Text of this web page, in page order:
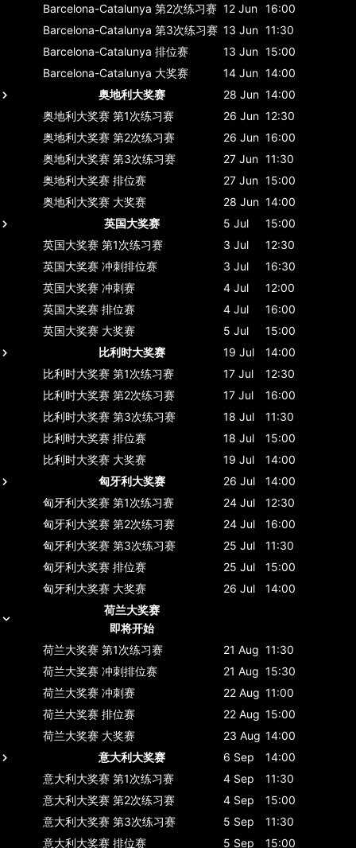
Barcelona-Catalunya 第2次练习赛 12 Jun 16:00
Barcelona-Catalunya 第3次练习赛 13 Jun 11:30
Barcelona-Catalunya 排位赛 13 Jun 15:00
Barcelona-Catalunya 大奖赛 14 Jun 14:00
奥地利大奖赛
28 Jun 14:00
奥地利大奖赛 第1次练习赛 26 Jun 12:30
奥地利大奖赛 第2次练习赛 26 Jun 16:00
奥地利大奖赛 第3次练习赛 27 Jun 11:30
奥地利大奖赛 排位赛 27 Jun 15:00
奥地利大奖赛 大奖赛 28 Jun 14:00
英国大奖赛
5 Jul
15:00
英国大奖赛 第1次练习赛 3 Jul
12:30
英国大奖赛 冲刺排位赛 3 Jul
16:30
英国大奖赛 冲刺赛 4 Jul
12:00
英国大奖赛 排位赛 4 Jul
16:00
英国大奖赛 大奖赛 5 Jul
15:00
比利时大奖赛
19 Jul
14:00
比利时大奖赛 第1次练习赛 17 Jul
12:30
比利时大奖赛 第2次练习赛 17 Jul
16:00
比利时大奖赛 第3次练习赛 18 Jul
11:30
比利时大奖赛 排位赛 18 Jul
15:00
比利时大奖赛 大奖赛 19 Jul
14:00
匈牙利大奖赛
26 Jul
14:00
匈牙利大奖赛 第1次练习赛 24 Jul
12:30
匈牙利大奖赛 第2次练习赛 24 Jul
16:00
匈牙利大奖赛 第3次练习赛 25 Jul
11:30
匈牙利大奖赛 排位赛 25 Jul
15:00
匈牙利大奖赛 大奖赛 26 Jul
14:00
荷兰大奖赛
即将开始
荷兰大奖赛 第1次练习赛 21 Aug 11:30
荷兰大奖赛 冲刺排位赛 21 Aug 15:30
荷兰大奖赛 冲刺赛 22 Aug 11:00
荷兰大奖赛 排位赛 22 Aug 15:00
荷兰大奖赛 大奖赛 23 Aug 14:00
意大利大奖赛
6 Sep
14:00
意大利大奖赛 第1次练习赛 4 Sep
11:30
意大利大奖赛 第2次练习赛 4 Sep
15:00
意大利大奖赛 第3次练习赛 5 Sep
11:30
意大利大奖赛 排位赛 5 Sep
15:00